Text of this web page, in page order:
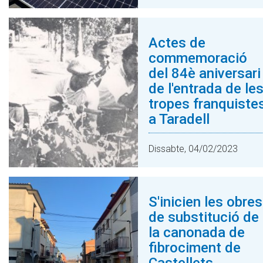
Actes de
commemoració
del 84è aniversari
de l'entrada de les
tropes
a Taradell
Dissabte, 04/02/2023
S'inicien les obres
de substitució de
la canonada de
fibrociment de